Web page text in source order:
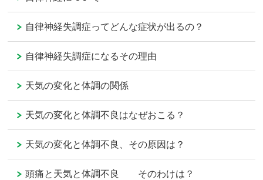
自律神経失調症ってどんな症状が出るの？
自律神経失調症になるその理由
天気の変化と体調の関係
天気の変化と体調不良はなぜおこる？
天気の変化と体調不良、その原因は？
頭痛と天気と体調不良 そのわけは？